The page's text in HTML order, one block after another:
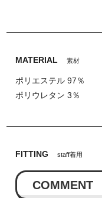
MATERIAL 素材
ポリエステル 97％
ポリウレタン 3％
FITTING staff着用
COMMENT